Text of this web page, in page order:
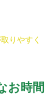
りやすく
お時間